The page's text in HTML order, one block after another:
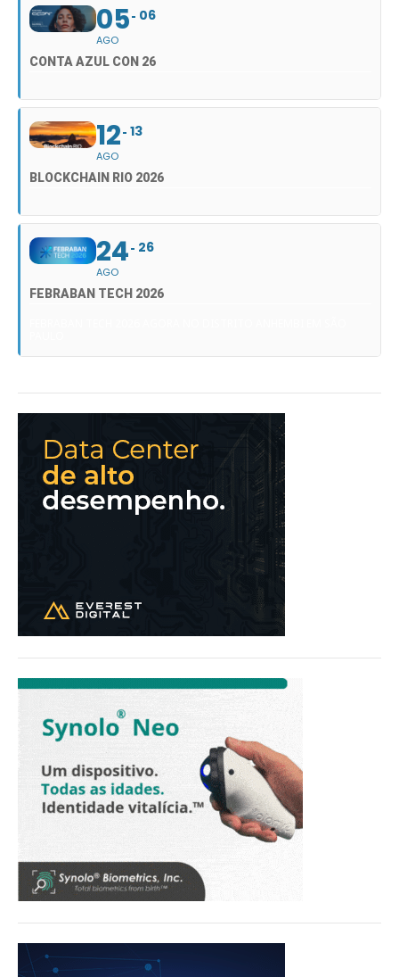
05
AGO
06
CONTA AZUL CON 26
12
AGO
13
BLOCKCHAIN RIO 2026
24
AGO
26
FEBRABAN TECH 2026